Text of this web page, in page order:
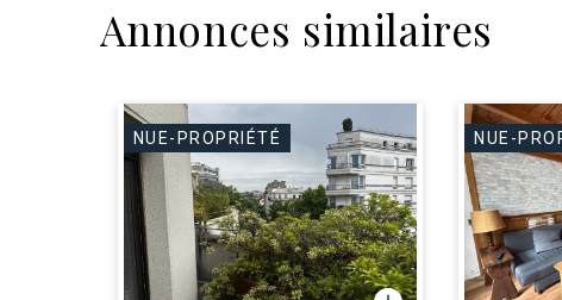
Annonces similaires
NUE-PROPRIÉTÉ NUE-